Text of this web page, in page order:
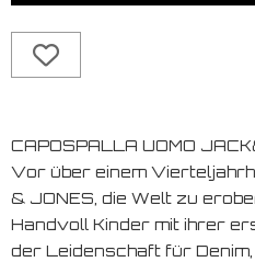
CAPOSPALLA UOMO
Vor über einem
& JONES, die Welt zu
Handvoll Kinder mit ihrer
der Leidenschaft für